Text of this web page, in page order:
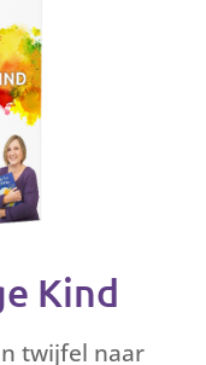
Kind
twijfel naar